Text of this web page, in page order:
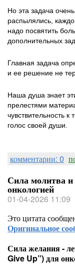
Но эта задача
распылялись,
надо посвятить
дополнительных
Главная задача
и ее решение не
Наша душа знает
прелестями
чувствительность
голос своей души.
комментарии: 0
Сила молитва
онкологией
01-04-2026 11:09
Это цитата
Оригинальное
Сила желания -
Give Up”) для